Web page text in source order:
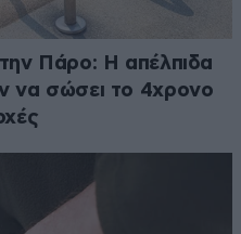
Πάρο: Η απέλπιδα
να σώσει το 4χρονο